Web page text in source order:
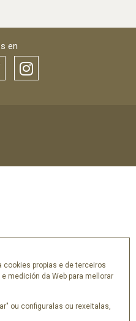
propias e de terceiros
medición da Web para mellorar
ou configuralas ou rexeitalas,
en